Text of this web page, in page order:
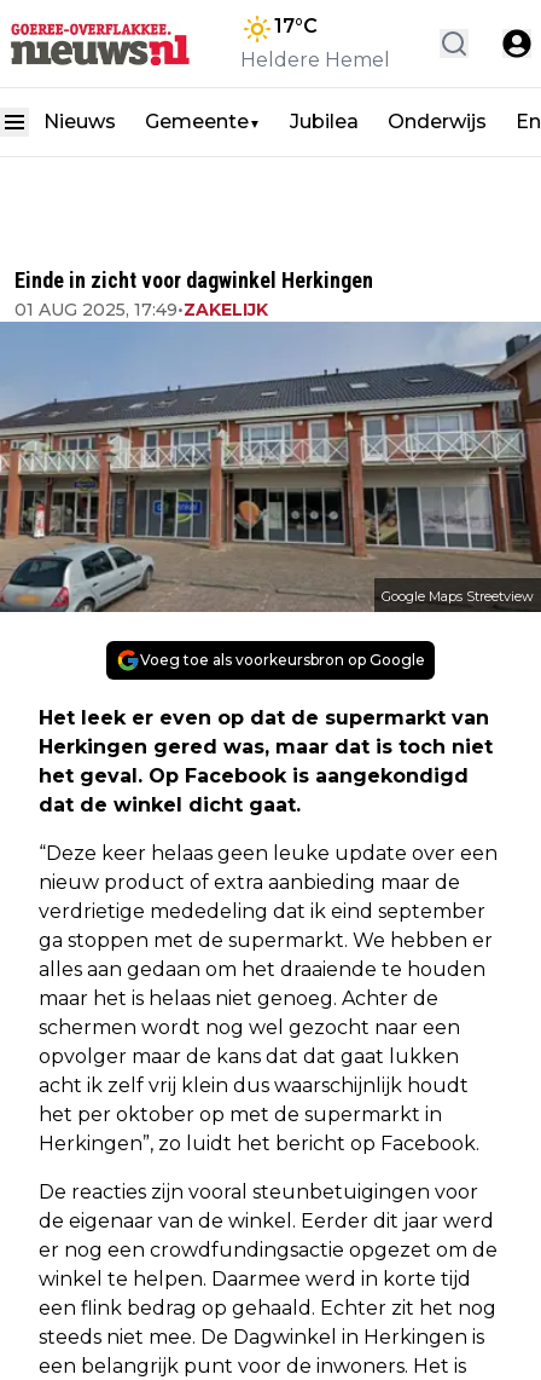
17°C
Heldere Hemel
Nieuws Gemeente▼ Jubilea Onderwijs
Einde in zicht voor dagwinkel Herkingen
01 AUG 2025, 17:49•ZAKELIJK
Google Maps Streetview
Voeg toe als voorkeursbron op Google
Het leek er even op dat de supermarkt van
Herkingen gered was, maar dat is toch niet
het geval. Op Facebook is aangekondigd
dat de winkel dicht gaat.
“Deze keer helaas geen leuke update over een
nieuw product of extra aanbieding maar de
verdrietige mededeling dat ik eind september
ga stoppen met de supermarkt. We hebben er
alles aan gedaan om het draaiende te houden
maar het is helaas niet genoeg. Achter de
schermen wordt nog wel gezocht naar een
opvolger maar de kans dat dat gaat lukken
acht ik zelf vrij klein dus waarschijnlijk houdt
het per oktober op met de supermarkt in
Herkingen”, zo luidt het bericht op Facebook.
De reacties zijn vooral steunbetuigingen voor
de eigenaar van de winkel. Eerder dit jaar werd
er nog een crowdfundingsactie opgezet om de
winkel te helpen. Daarmee werd in korte tijd
een flink bedrag op gehaald. Echter zit het nog
steeds niet mee. De Dagwinkel in Herkingen is
een belangrijk punt voor de inwoners. Het is